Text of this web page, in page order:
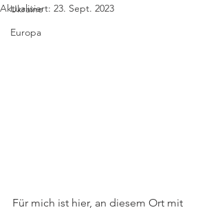
Ukraine
Europa
Aktualisiert: 23. Sept. 2023
Für mich ist hier, an diesem Ort mit